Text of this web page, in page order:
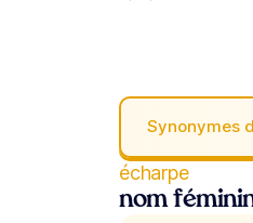
Synonymes
écharpe
nom